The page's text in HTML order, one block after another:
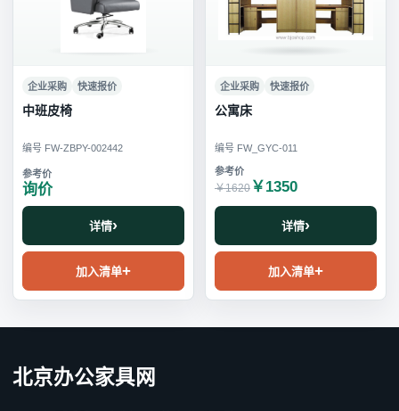
企业采购 快速报价
中班皮椅
编号 FW-ZBPY-002442
询价
详情
加入清单
企业采购 快速报价
公寓床
编号 FW_GYC-011
￥1620 ￥1350
详情
加入清单
北京办公家具网